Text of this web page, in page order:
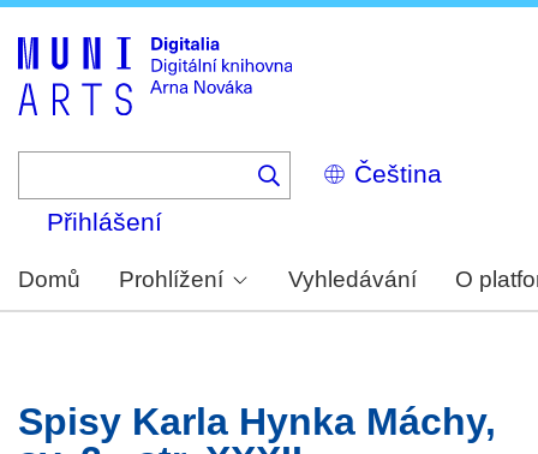
Select
your
Přihlášení
Domů Prohlížení Vyhledávání O
Spisy Karla Hynka Máchy,